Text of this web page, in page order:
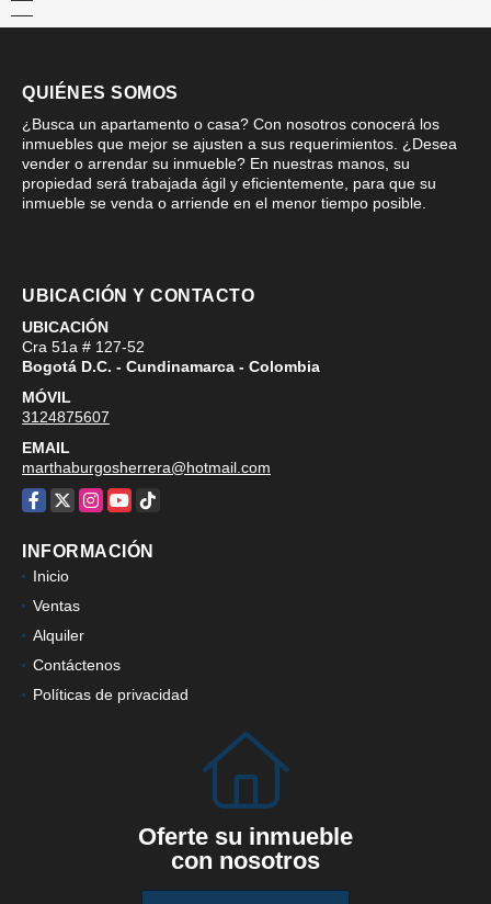
QUIÉNES SOMOS
¿Busca un apartamento o casa? Con nosotros conocerá los
inmuebles que mejor se ajusten a sus requerimientos. ¿Desea
vender o arrendar su inmueble? En nuestras manos, su
propiedad será trabajada ágil y eficientemente, para que su
inmueble se venda o arriende en el menor tiempo posible.
UBICACIÓN Y CONTACTO
UBICACIÓN
Cra 51a # 127-52
Bogotá D.C. - Cundinamarca - Colombia
MÓVIL
3124875607
EMAIL
marthaburgosherrera@hotmail.com
Facebook
X Instagram
YouTube
TikTok
INFORMACIÓN
Inicio
Ventas
Alquiler
Contáctenos
Políticas de privacidad
Oferte su inmueble
con nosotros